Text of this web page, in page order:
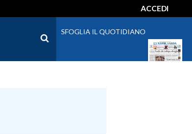
ACCEDI
SFOGLIA IL QUOTIDIANO